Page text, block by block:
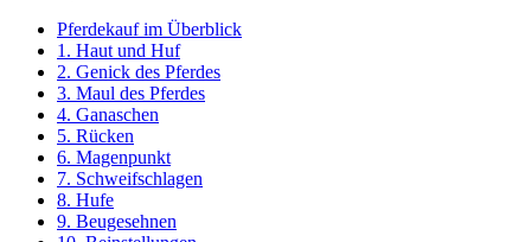
Pferdekauf im Überblick
1. Haut und Huf
2. Genick des Pferdes
3. Maul des Pferdes
4. Ganaschen
5. Rücken
6. Magenpunkt
7. Schweifschlagen
8. Hufe
9. Beugesehnen